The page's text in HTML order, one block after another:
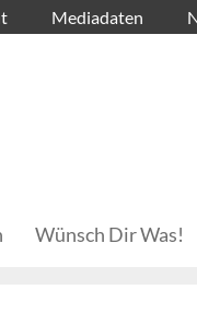
Mediadaten
Wünsch Dir Was!